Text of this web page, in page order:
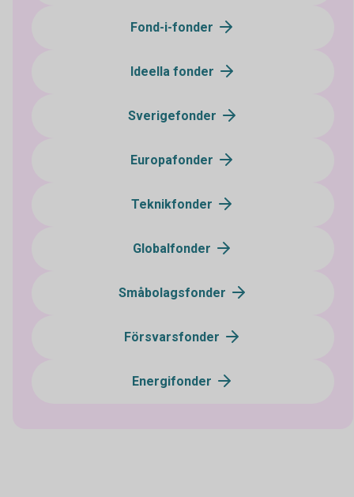
Fond-i-fonder
Ideella fonder
Sverigefonder
Europafonder
Teknikfonder
Globalfonder
Småbolagsfonder
Försvarsfonder
Energifonder